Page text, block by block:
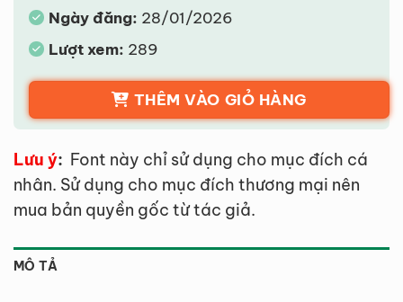
Ngày đăng: 28/01/2026
Lượt xem: 289
THÊM VÀO GIỎ HÀNG
Lưu ý: Font này chỉ sử dụng cho mục đích cá
nhân. Sử dụng cho mục đích thương mại nên
mua bản quyền gốc từ tác giả.
MÔ TẢ